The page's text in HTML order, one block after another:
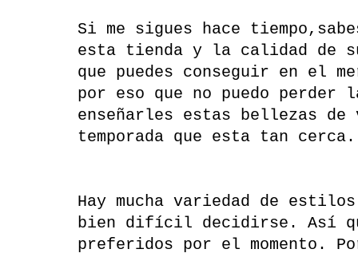
Si me sigues hace
esta tienda y la calidad de
que puedes conseguir en el
por eso que no puedo perder
enseñarles estas bellezas de
temporada que esta tan cerca.
Hay mucha variedad de
bien difícil decidirse. Así
preferidos por el momento.